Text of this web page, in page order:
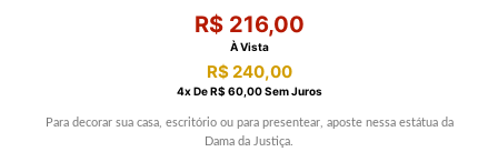
R$216,00
À Vista
R$240,00
4X DeR$ 60,00Sem Juros
Para decorar sua casa, escritório ou para presentear, aposte nessa estátua da
Dama da Justiça.